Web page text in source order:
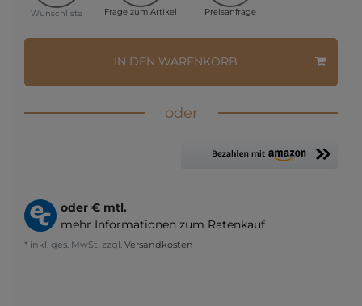
Wunschliste Frage zum Artikel Preisanfrage
IN DEN WARENKORB
oder
oder € mtl.
mehr Informationen zum Ratenkauf
* inkl. ges. MwSt. zzgl. Versandkosten